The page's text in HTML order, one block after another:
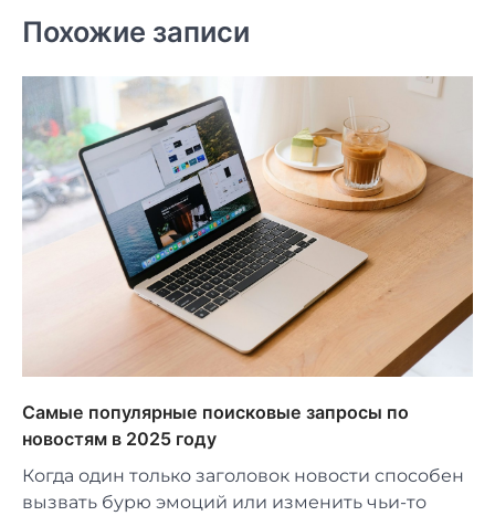
Похожие записи
Самые популярные поисковые запросы по
новостям в 2025 году
Когда один только заголовок новости способен
вызвать бурю эмоций или изменить чьи-то